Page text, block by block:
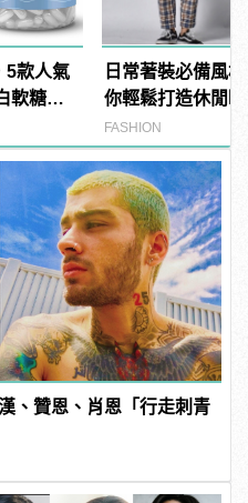
5款人氣
軟糖」
日常著裝必備風
你輕鬆打造休閒
FASHION
、贊恩、肖恩「行走刺青